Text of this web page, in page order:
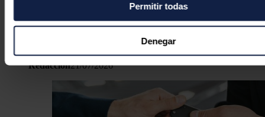
Si lo permite, también quisiéramos:
Recopilar información sobre su ubicación geográfica
puede tener una precisión de varios metros
Identificar su dispositivo analizándolo activamente
características específicas (huellas digitales)
Obtenga más información sobre cómo se procesan sus
personales y establezca sus preferencias en la
Puede cambiar o retirar su consentimiento en cualquier
Permitir todas
Denegar
T&E pide que el Plan Auto+ priorice
los eléctricos fabricados en España
Redacción21/07/2026